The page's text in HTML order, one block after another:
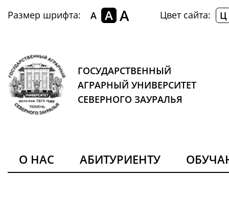
Размер шрифта: A A A Цвет сайта: Ц
ГОСУДАРСТВЕННЫЙ
АГРАРНЫЙ УНИВЕРСИТЕТ
СЕВЕРНОГО ЗАУРАЛЬЯ
О НАС АБИТУРИЕНТУ